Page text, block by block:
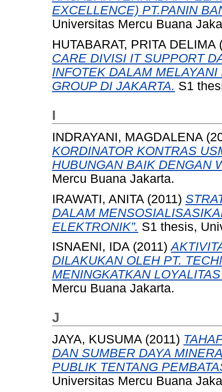
EXCELLENCE) PT.PANIN
Universitas Mercu Buana
HUTABARAT, PRITA DELIMA
CARE DIVISI IT SUPPORT
INFOTEK DALAM
GROUP DI JAKARTA. S1
I
INDRAYANI, MAGDALENA
KORDINATOR KONTRAS
HUBUNGAN BAIK DENGAN
Mercu Buana Jakarta.
IRAWATI, ANITA (2011)
DALAM
ELEKTRONIK”. S1 thesis,
ISNAENI, IDA (2011)
DILAKUKAN OLEH PT.
MENINGKATKAN
Mercu Buana Jakarta.
J
JAYA, KUSUMA (2011)
DAN SUMBER DAYA
PUBLIK TENTANG
Universitas Mercu Buana